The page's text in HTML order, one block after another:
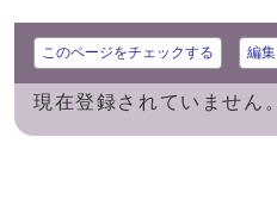
このページをチェックする 編集
現在登録されていません。